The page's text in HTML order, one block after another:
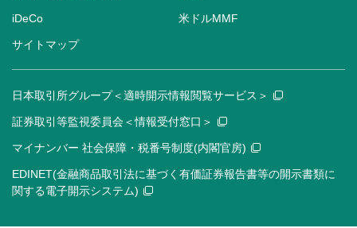
iDeCo 米ドルMMF
サイトマップ
日本取引所グループ＜適時開示情報閲覧サービス＞
証券取引等監視委員会＜情報受付窓口＞
マイナンバー 社会保障・税番号制度(内閣官房)
EDINET(金融商品取引法に基づく有価証券報告書等の開示書類に
関する電子開示システム)